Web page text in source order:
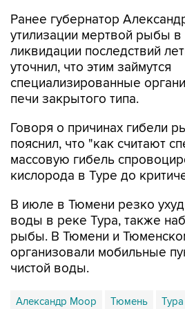
Ранее губернатор
утилизации мертвой рыбы в
ликвидации последствий
уточнил, что этим займутся
специализированные
печи закрытого типа.
Говоря о причинах гибели
пояснил, что "как считают
массовую гибель
кислорода в Туре до
В июле в Тюмени резко
воды в реке Тура, также
рыбы. В Тюмени и
организовали мобильные
чистой воды.
Александр Моор Тюмень Тура